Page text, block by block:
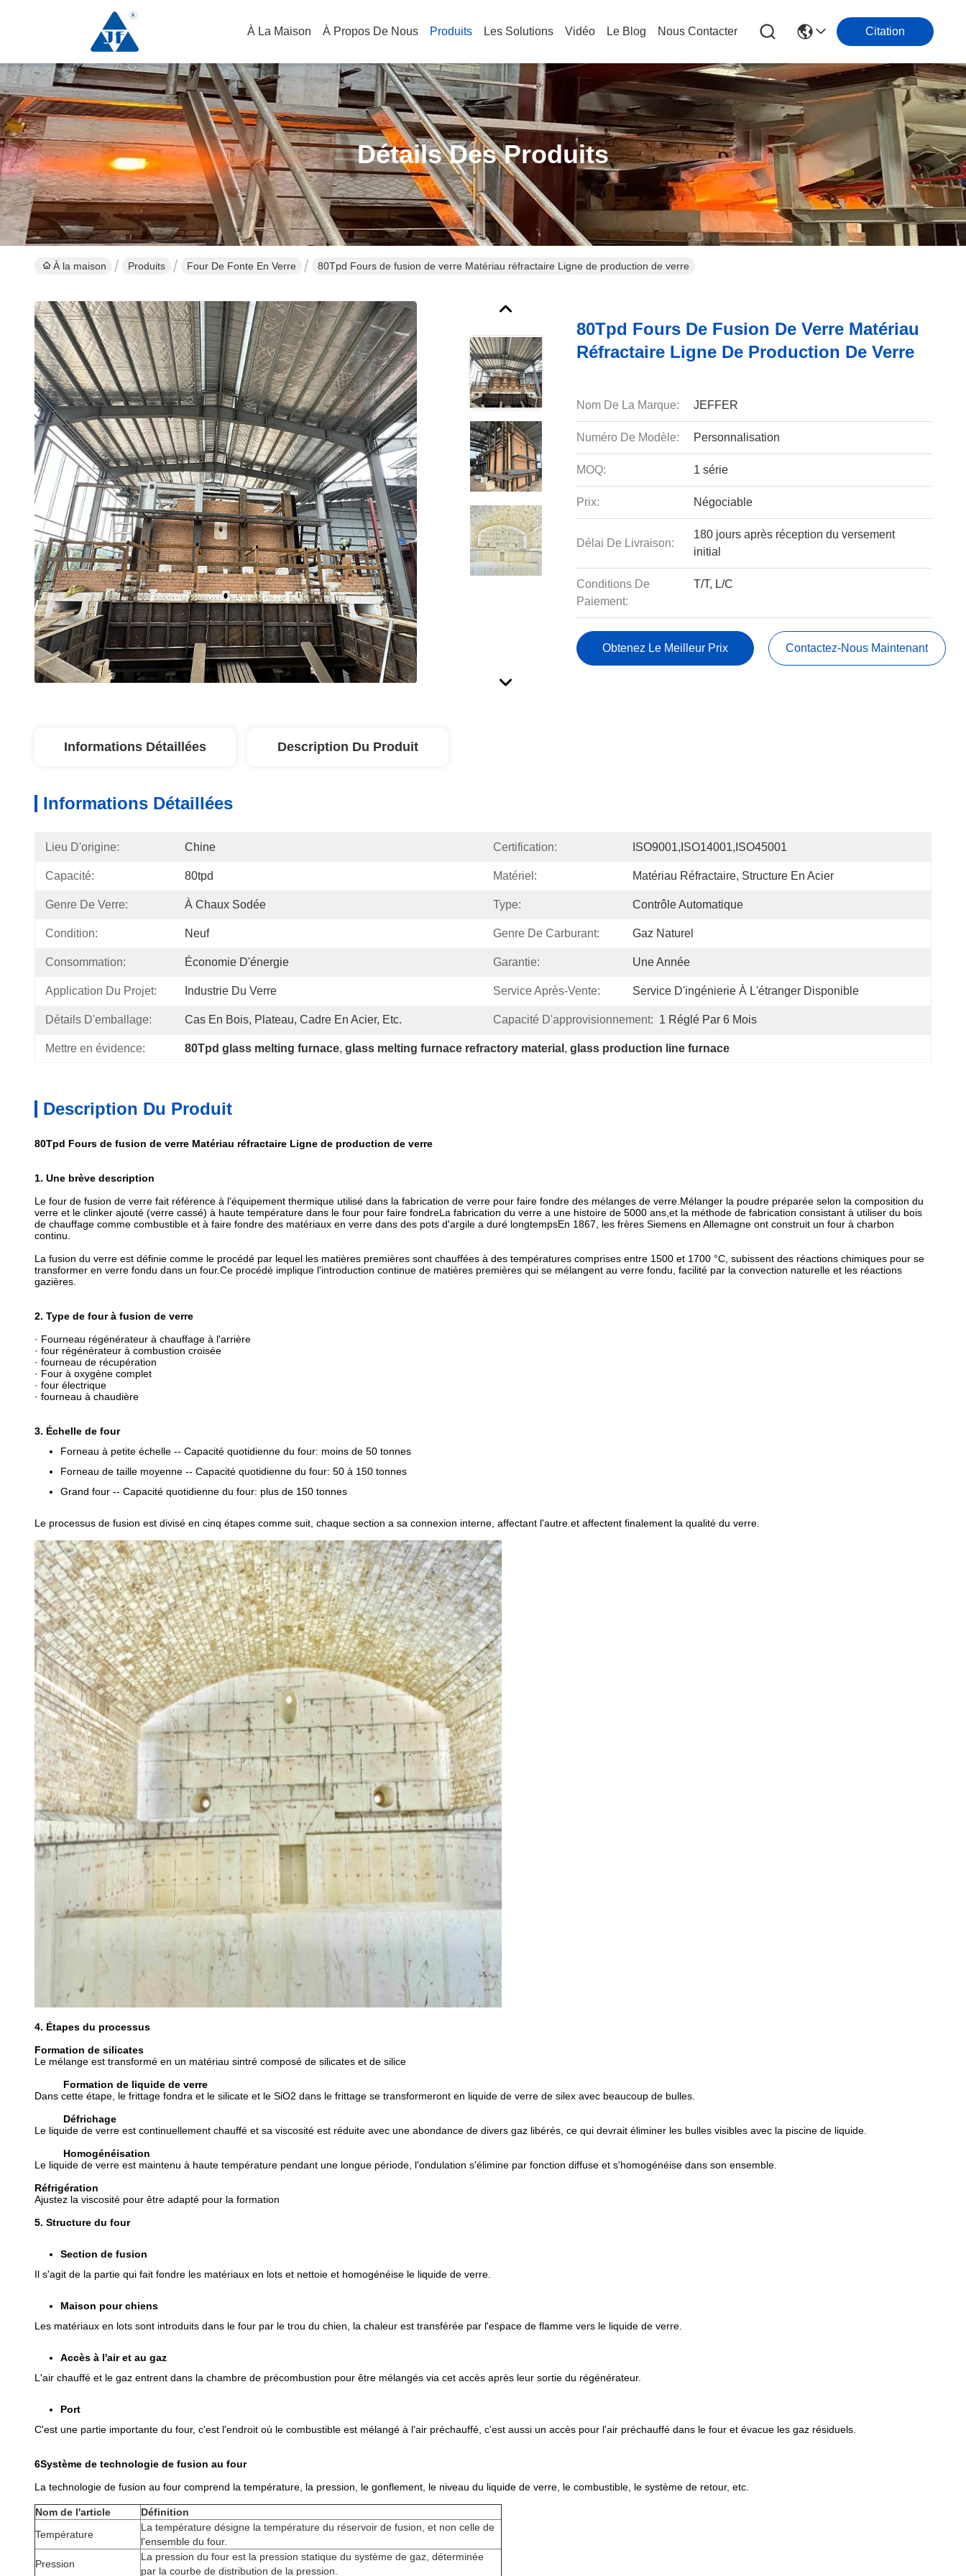
À La Maison À Propos De Nous Produits Les Solutions Vidéo Le Blog Nous Contacter Citation
Détails Des Produits
À la maison Produits Four De Fonte En Verre 80Tpd Fours de fusion de verre Matériau réfractaire Ligne de production de verre
80Tpd Fours De Fusion De Verre Matériau
Réfractaire Ligne De Production De Verre
Nom De La Marque: JEFFER
Numéro De Modèle: Personnalisation
MOQ: 1 série
Prix: Négociable
Délai De Livraison:
180 jours après réception du versement
initial
Conditions De
Paiement:
T/T, L/C
Obtenez Le Meilleur Prix Contactez-Nous Maintenant
Informations Détaillées Description Du Produit
Informations Détaillées
Lieu D'origine: Chine Certification: ISO9001,ISO14001,ISO45001
Capacité: 80tpd Matériel: Matériau Réfractaire, Structure En Acier
Genre De Verre: À Chaux Sodée Type: Contrôle Automatique
Condition: Neuf Genre De Carburant: Gaz Naturel
Consommation: Économie D'énergie Garantie: Une Année
Application Du Projet: Industrie Du Verre Service Après-Vente: Service D'ingénierie À L'étranger Disponible
Détails D'emballage: Cas En Bois, Plateau, Cadre En Acier, Etc. Capacité D'approvisionnement: 1 Réglé Par 6 Mois
Mettre en évidence: 80Tpd glass melting furnace, glass melting furnace refractory material , glass production line furnace
Description Du Produit
80Tpd Fours de fusion de verre Matériau réfractaire Ligne de production de verre
1. Une brève description
Le four de fusion de verre fait référence à l'équipement thermique utilisé dans la fabrication de verre pour faire fondre des mélanges de verre.Mélanger la poudre préparée selon la composition du
verre et le clinker ajouté (verre cassé) à haute température dans le four pour faire fondreLa fabrication du verre a une histoire de 5000 ans,et la méthode de fabrication consistant à utiliser du bois
de chauffage comme combustible et à faire fondre des matériaux en verre dans des pots d'argile a duré longtempsEn 1867, les frères Siemens en Allemagne ont construit un four à charbon
continu.
La fusion du verre est définie comme le procédé par lequel les matières premières sont chauffées à des températures comprises entre 1500 et 1700 °C, subissent des réactions chimiques pour se
transformer en verre fondu dans un four.Ce procédé implique l'introduction continue de matières premières qui se mélangent au verre fondu, facilité par la convection naturelle et les réactions
gazières.
2. Type de four à fusion de verre
· Fourneau régénérateur à chauffage à l'arrière
· four régénérateur à combustion croisée
· fourneau de récupération
· Four à oxygène complet
· four électrique
· fourneau à chaudière
3. Échelle de four
Forneau à petite échelle -- Capacité quotidienne du four: moins de 50 tonnes
Forneau de taille moyenne -- Capacité quotidienne du four: 50 à 150 tonnes
Grand four -- Capacité quotidienne du four: plus de 150 tonnes
Le processus de fusion est divisé en cinq étapes comme suit, chaque section a sa connexion interne, affectant l'autre.et affectent finalement la qualité du verre.
4. Étapes du processus
Formation de silicates
Le mélange est transformé en un matériau sintré composé de silicates et de silice
Formation de liquide de verre
Dans cette étape, le frittage fondra et le silicate et le SiO2 dans le frittage se transformeront en liquide de verre de silex avec beaucoup de bulles.
Défrichage
Le liquide de verre est continuellement chauffé et sa viscosité est réduite avec une abondance de divers gaz libérés, ce qui devrait éliminer les bulles visibles avec la piscine de liquide.
Homogénéisation
Le liquide de verre est maintenu à haute température pendant une longue période, l'ondulation s'élimine par fonction diffuse et s'homogénéise dans son ensemble.
Réfrigération
Ajustez la viscosité pour être adapté pour la formation
5. Structure du four
Section de fusion
Il s'agit de la partie qui fait fondre les matériaux en lots et nettoie et homogénéise le liquide de verre.
Maison pour chiens
Les matériaux en lots sont introduits dans le four par le trou du chien, la chaleur est transférée par l'espace de flamme vers le liquide de verre.
Accès à l'air et au gaz
L'air chauffé et le gaz entrent dans la chambre de précombustion pour être mélangés via cet accès après leur sortie du régénérateur.
Port
C'est une partie importante du four, c'est l'endroit où le combustible est mélangé à l'air préchauffé, c'est aussi un accès pour l'air préchauffé dans le four et évacue les gaz résiduels.
6Système de technologie de fusion au four
La technologie de fusion au four comprend la température, la pression, le gonflement, le niveau du liquide de verre, le combustible, le système de retour, etc.
Nom de l'article
Définition
Température
La température désigne la température du réservoir de fusion, et non celle de
l'ensemble du four.
Pression
La pression du four est la pression statique du système de gaz, déterminée
par la courbe de distribution de la pression.